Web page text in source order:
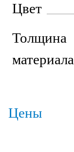
Цвет
Толщина
Цены